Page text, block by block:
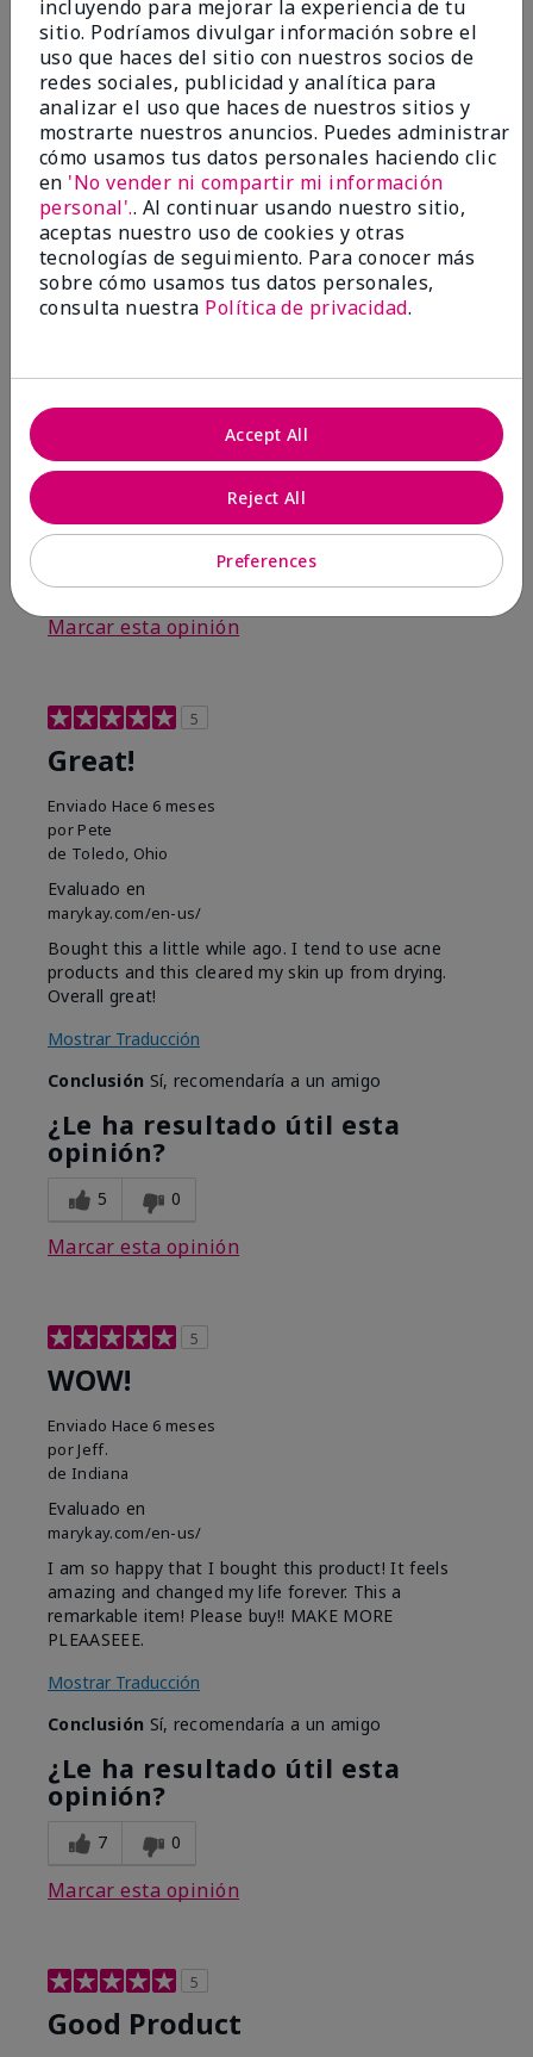
Satisfied
EnviadoHace 3 meses
porKeyrone
de LaBelle, FL
Evaluado en
marykay.com/en-us/
Since using MK products, my skin hasn't been as oily.
I've received compliments that my complexion has
improved, and most of all, my skin doesn't feel dry or
irritated after use. Moisturizers are usually hard to
Tyre, for introducing me to these products!
ConclusiónSí, recomendaría a un amigo
¿Le ha resultado útil esta
opinión?
Marcar esta opinión
5
Great!
Enviado Hace 6 meses
por Pete
de Toledo, Ohio
Evaluado en
marykay.com/en-us/
Bought this a little while ago. I tend to use acne
products and this cleared my skin up from drying.
Overall great!
Mostrar Traducción
Conclusión Sí, recomendaría a un amigo
¿Le ha resultado útil esta
opinión?
5 0
Marcar esta opinión
5
WOW!
Enviado Hace 6 meses
por Jeff.
de Indiana
Evaluado en
marykay.com/en-us/
I am so happy that I bought this product! It feels
amazing and changed my life forever. This a
remarkable item! Please buy!! MAKE MORE
PLEAASEEE.
Mostrar Traducción
Conclusión Sí, recomendaría a un amigo
¿Le ha resultado útil esta
opinión?
7 0
Marcar esta opinión
5
Good Product
incluyendo para mejorar la experiencia de tu
sitio. Podríamos divulgar información sobre el
uso que haces del sitio con nuestros socios de
redes sociales, publicidad y analítica para
analizar el uso que haces de nuestros sitios y
mostrarte nuestros anuncios. Puedes administrar
cómo usamos tus datos personales haciendo clic
en 'No vender ni compartir mi información
personal'.. Al continuar usando nuestro sitio,
aceptas nuestro uso de cookies y otras
tecnologías de seguimiento. Para conocer más
sobre cómo usamos tus datos personales,
consulta nuestra Política de privacidad.
Preferences
Reject All
Accept All